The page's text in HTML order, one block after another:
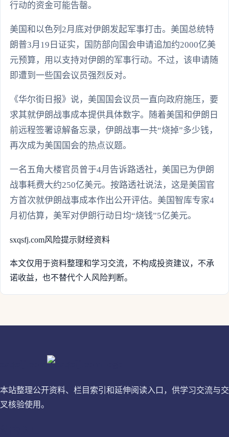
行动的资金可能告罄。
美国和以色列2月底对伊朗发起军事打击。美国总统特
朗普3月19日证实，国防部向国会申请追加约2000亿美
元预算，用以支持对伊朗的军事行动。不过，该申请随
即遭到一些国会议员强烈反对。
《华尔街日报》说，美国国会议员一直向政府施压，要
求其就伊朗战事成本提供具体数字。随着美国和伊朗日
前远程签署谅解备忘录，伊朗战事一共“烧掉”多少钱，
再次成为美国国会的热点议题。
一名五角大楼官员曾于4月告诉路透社，美国已为伊朗
战事耗费大约250亿美元。按路透社说法，这是美国官
方首次就伊朗战事成本作出公开评估。美国智库专家4
月初估算，美军对伊朗行动日均“烧钱”5亿美元。
sxqsfj.com风险提示财经资料
本文仅用于资料整理和学习交流，不构成投资建议，不承
诺收益，也不替代个人风险判断。
本站整理公开资料、栏目索引和延伸阅读入口，供学习交流与交
叉核验使用。